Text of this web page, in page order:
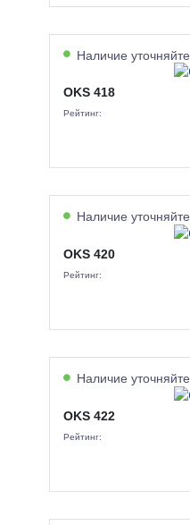
Наличие уточняйте
OKS 418
Рейтинг:
Наличие уточняйте
OKS 420
Рейтинг:
Наличие уточняйте
OKS 422
Рейтинг: